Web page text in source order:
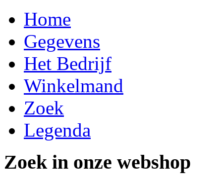
Home
Gegevens
Het Bedrijf
Winkelmand
Zoek
Legenda
Zoek in onze webshop